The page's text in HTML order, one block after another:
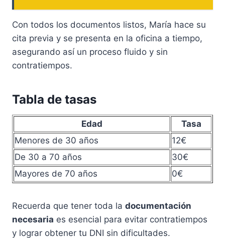
Con todos los documentos listos, María hace su
cita previa y se presenta en la oficina a tiempo,
asegurando así un proceso fluido y sin
contratiempos.
Tabla de tasas
Edad
Tasa
Menores de 30 años
12€
De 30 a 70 años
30€
Mayores de 70 años
0€
Recuerda que tener toda la documentación
necesaria es esencial para evitar contratiempos
y lograr obtener tu DNI sin dificultades.